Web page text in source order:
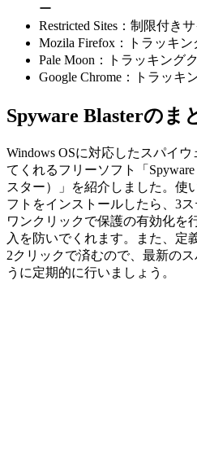
ー
Restricted Sites：制限付きサ
Mozila Firefox：トラッキ
Pale Moon：トラッキング
Google Chrome：トラッキ
Spyware Blasterのま
Windows OSに対応したスパイ
てくれるフリーソフト「
スター）」を紹介しました。使
フトをインストールしたら、3
ワンクリックで保護の有効化を
入を防いでくれます。また、定
2クリックで済むので、最新の
うに定期的に行いましょう。